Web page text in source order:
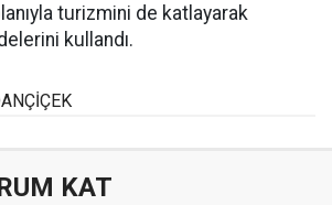
turizmini de katlayarak
kullandı.
KAT